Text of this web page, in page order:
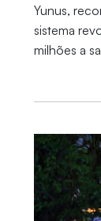
Yunus,
sistema
milhões a